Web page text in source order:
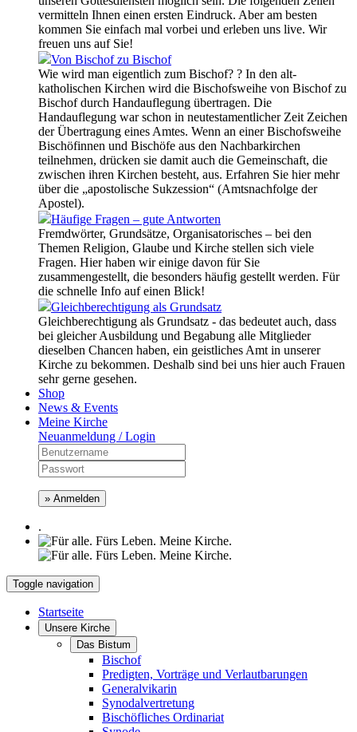
vermitteln Ihnen einen ersten Eindruck. Aber am besten
kommen Sie einfach mal vorbei und erleben uns live. Wir
freuen uns auf Sie!
Von Bischof zu Bischof
Wie wird man eigentlich zum Bischof? ? In den alt-
katholischen Kirchen wird die Bischofsweihe von Bischof zu
Bischof durch Handauflegung übertragen. Die
Handauflegung war schon in neutestamentlicher Zeit Zeichen
der Übertragung eines Amtes. Wenn an einer Bischofsweihe
Bischöfinnen und Bischöfe aus den Nachbarkirchen
teilnehmen, drücken sie damit auch die Gemeinschaft, die
zwischen ihren Kirchen besteht, aus. Erfahren Sie hier mehr
über die „apostolische Sukzession“ (Amtsnachfolge der
Apostel).
Häufige Fragen – gute Antworten
Fremdwörter, Grundsätze, Organisatorisches – bei den
Themen Religion, Glaube und Kirche stellen sich viele
Fragen. Hier haben wir einige davon für Sie
zusammengestellt, die besonders häufig gestellt werden. Für
die schnelle Info auf einen Blick!
Gleichberechtigung als Grundsatz
Gleichberechtigung als Grundsatz - das bedeutet auch, dass
bei gleicher Ausbildung und Begabung alle Mitglieder
dieselben Chancen haben, ein geistliches Amt in unserer
Kirche zu bekommen. Deshalb sind bei uns hier auch Frauen
sehr gerne gesehen.
Shop
News & Events
Meine Kirche
Neuanmeldung / Login
» Anmelden
.
Toggle navigation
Startseite
Unsere Kirche
Das Bistum
Bischof
Predigten, Vorträge und Verlautbarungen
Generalvikarin
Synodalvertretung
Bischöfliches Ordinariat